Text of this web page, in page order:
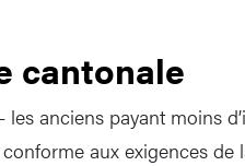
cantonale
anciens payant moins
aux exigences de